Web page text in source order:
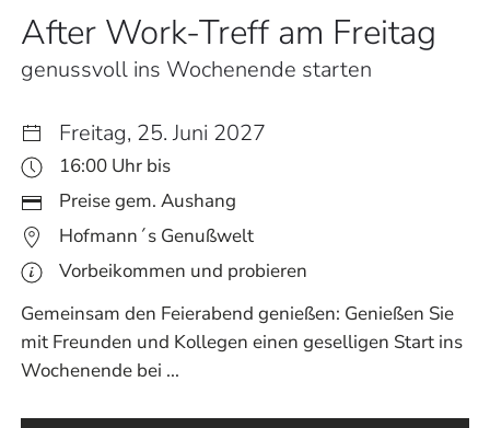
After Work-Treff am Freitag
genussvoll ins Wochenende starten
Freitag, 25. Juni 2027
16:00 Uhr bis
Preise gem. Aushang
Hofmann´s Genußwelt
Vorbeikommen und probieren
Gemeinsam den Feierabend genießen: Genießen Sie
mit Freunden und Kollegen einen geselligen Start ins
Wochenende bei ...